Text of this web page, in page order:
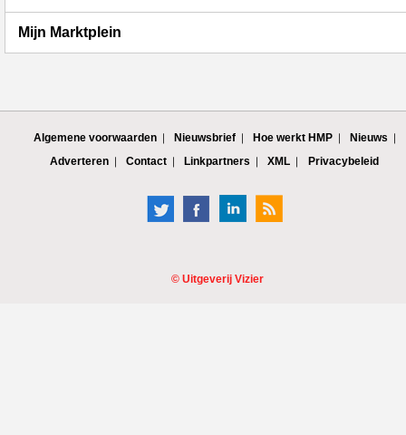
Mijn Marktplein
Algemene voorwaarden Nieuwsbrief Hoe werkt HMP
Nieuws
Adverteren
Contact Linkpartners XML Privacybeleid
© Uitgeverij Vizier